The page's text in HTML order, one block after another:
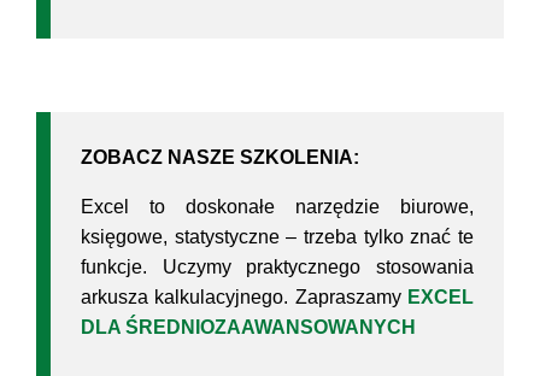
ZOBACZ NASZE SZKOLENIA:
Excel to doskonałe narzędzie biurowe,
księgowe, statystyczne – trzeba tylko znać te
funkcje. Uczymy praktycznego stosowania
arkusza kalkulacyjnego. Zapraszamy EXCEL
DLA ŚREDNIOZAAWANSOWANYCH